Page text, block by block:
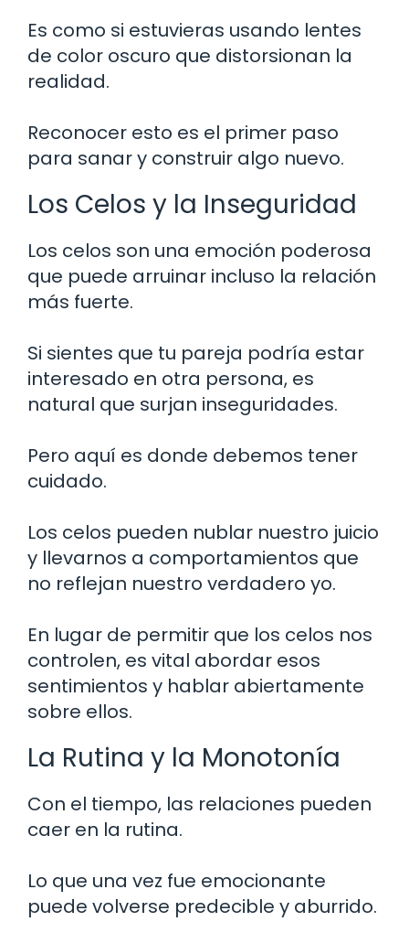
Es como si estuvieras usando lentes
de color oscuro que distorsionan la
realidad.
Reconocer esto es el primer paso
para sanar y construir algo nuevo.
Los Celos y la Inseguridad
Los celos son una emoción poderosa
que puede arruinar incluso la relación
más fuerte.
Si sientes que tu pareja podría estar
interesado en otra persona, es
natural que surjan inseguridades.
Pero aquí es donde debemos tener
cuidado.
Los celos pueden nublar nuestro juicio
y llevarnos a comportamientos que
no reflejan nuestro verdadero yo.
En lugar de permitir que los celos nos
controlen, es vital abordar esos
sentimientos y hablar abiertamente
sobre ellos.
La Rutina y la Monotonía
Con el tiempo, las relaciones pueden
caer en la rutina.
Lo que una vez fue emocionante
puede volverse predecible y aburrido.